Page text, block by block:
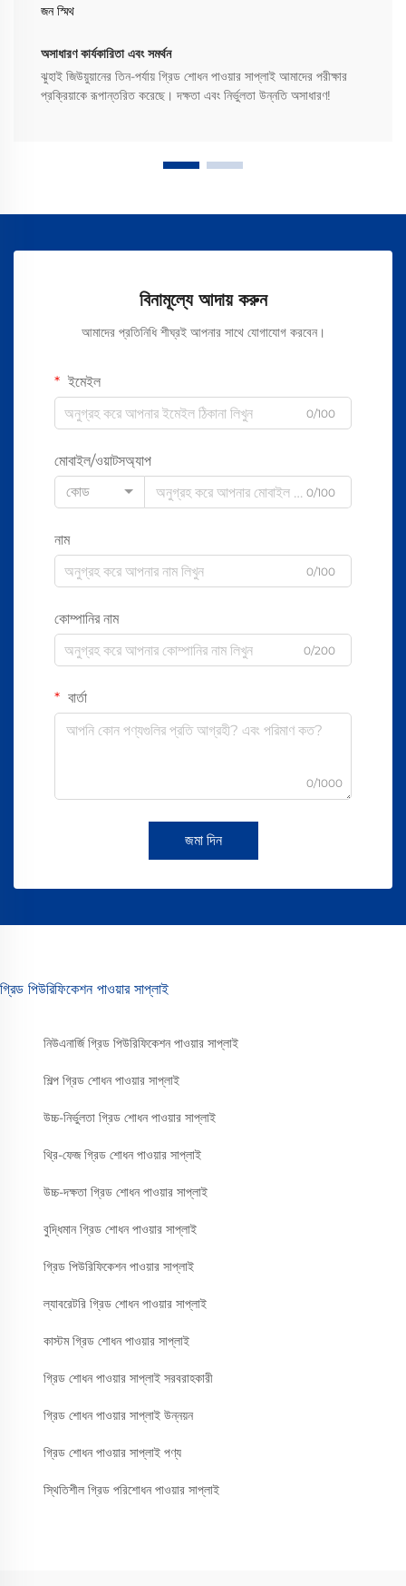
জন স্মিথ
অসাধারণ কার্যকারিতা এবং সমর্থন
ঝুহাই জিউয়ুয়ানের তিন-পর্যায় গ্রিড শোধন পাওয়ার সাপ্লাই আমাদের পরীক্ষার
প্রক্রিয়াকে রূপান্তরিত করেছে। দক্ষতা এবং নির্ভুলতা উন্নতি অসাধারণ!
বিনামূল্যে আদায় করুন
আমাদের প্রতিনিধি শীঘ্রই আপনার সাথে যোগাযোগ করবেন।
ইমেইল
0/100
মোবাইল/ওয়াটসঅ্যাপ
কোড
0/100
নাম
0/100
কোম্পানির নাম
0/200
বার্তা
0/1000
জমা দিন
গ্রিড পিউরিফিকেশন পাওয়ার সাপ্লাই
নিউএনার্জি গ্রিড পিউরিফিকেশন পাওয়ার সাপ্লাই
শিল্প গ্রিড শোধন পাওয়ার সাপ্লাই
উচ্চ-নির্ভুলতা গ্রিড শোধন পাওয়ার সাপ্লাই
থ্রি-ফেজ গ্রিড শোধন পাওয়ার সাপ্লাই
উচ্চ-দক্ষতা গ্রিড শোধন পাওয়ার সাপ্লাই
বুদ্ধিমান গ্রিড শোধন পাওয়ার সাপ্লাই
গ্রিড পিউরিফিকেশন পাওয়ার সাপ্লাই
ল্যাবরেটরি গ্রিড শোধন পাওয়ার সাপ্লাই
কাস্টম গ্রিড শোধন পাওয়ার সাপ্লাই
গ্রিড শোধন পাওয়ার সাপ্লাই সরবরাহকারী
গ্রিড শোধন পাওয়ার সাপ্লাই উন্নয়ন
গ্রিড শোধন পাওয়ার সাপ্লাই পণ্য
স্থিতিশীল গ্রিড পরিশোধন পাওয়ার সাপ্লাই